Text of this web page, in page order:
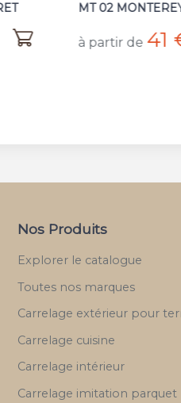
MT 02 MONTEREY
à partir de 41 € /
Nos Produits
Explorer le catalogue
Toutes nos marques
Carrelage extérieur pour
Carrelage cuisine
Carrelage intérieur
Carrelage imitation parquet